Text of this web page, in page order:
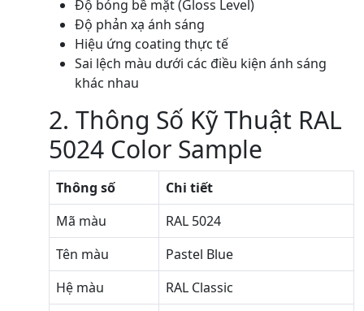
Độ bóng bề mặt (Gloss Level)
Độ phản xạ ánh sáng
Hiệu ứng coating thực tế
Sai lệch màu dưới các điều kiện ánh sáng
khác nhau
2. Thông Số Kỹ Thuật RAL
5024 Color Sample
Thông số
Chi tiết
Mã màu
RAL 5024
Tên màu
Pastel Blue
Hệ màu
RAL Classic